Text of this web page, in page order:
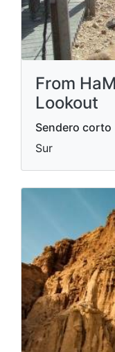
From
Lookout
Sendero corto
Sur